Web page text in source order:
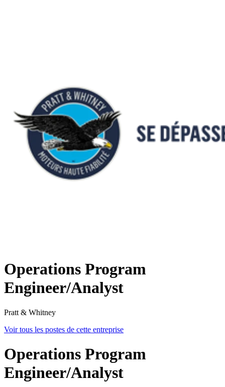
Operations Program
Engineer/Analyst
Pratt & Whitney
Voir tous les postes de cette entreprise
Operations Program
Engineer/Analyst